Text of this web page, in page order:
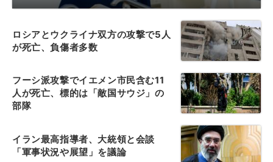
ロシアとウクライナ双方の攻撃で5人
が死亡、負傷者多数
フーシ派攻撃でイエメン市民含む11
人が死亡、標的は「敵国サウジ」の
部隊
イラン最高指導者、大統領と会談
「軍事状況や展望」を議論